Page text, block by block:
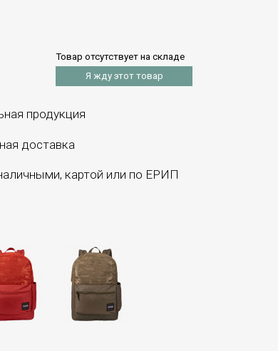
Товар отсутствует на складе
Я жду этот товар
продукция
доставка
картой или по ЕРИП